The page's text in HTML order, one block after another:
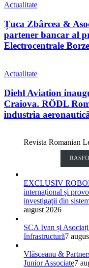
Actualitate
Țuca Zbârcea &
partener bancar al
Electrocentrale
Actualitate
Diehl Aviation
Craiova. RÖDL
industria
Revista Romanian
EXCLUSIV
internațional și
investigații din
august 2026
SCA Ivan și
Infrastructură7
Vlăsceanu &
Junior Associate7